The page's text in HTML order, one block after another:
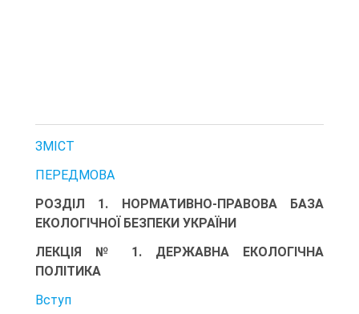
ЗМІСТ
ПЕРЕДМОВА
РОЗДІЛ 1. НОРМАТИВНО-ПРАВОВА БАЗА
ЕКОЛОГІЧНОЇ БЕЗПЕКИ УКРАЇНИ
ЛЕКЦІЯ № 1. ДЕРЖАВНА ЕКОЛОГІЧНА
ПОЛІТИКА
Вступ